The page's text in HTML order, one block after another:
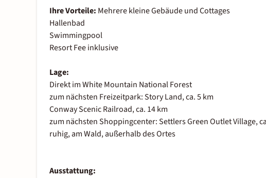
Ihre Vorteile: Mehrere kleine Gebäude und Cottages
Hallenbad
Swimmingpool
Resort Fee inklusive
Lage:
Direkt im White Mountain National Forest
zum nächsten Freizeitpark: Story Land, ca. 5 km
Conway Scenic Railroad, ca. 14 km
zum nächsten Shoppingcenter: Settlers Green Outlet Village,
ruhig, am Wald, außerhalb des Ortes
Ausstattung: